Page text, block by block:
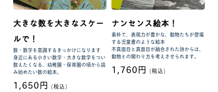
大きな数を大きなスケー
ルで！
数・数字を意識するきっかけになります
身近にある小さい数字・大きな数字をつい
数えたくなる、幼稚園・保育園の頃から読
み始めたい数の絵本。
1,650円 (税込)
ナンセンス絵本！
素朴で、表現力が豊かな、動物たちが登場
する児童書のような絵本
不真面目と真面目が融合された詩からは、
動物との関わり方を考えさせられます。
1,760円 (税込)